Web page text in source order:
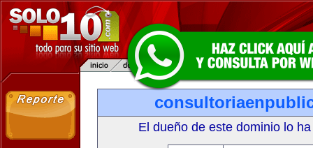
El dueño de este dominio lo